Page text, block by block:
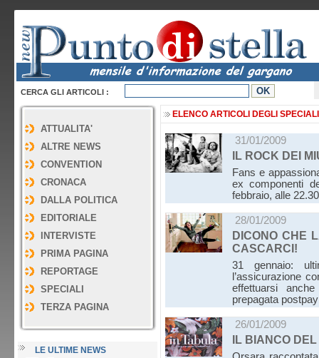
CERCA GLI ARTICOLI :
ATTUALITA'
ALTRE NEWS
CONVENTION
CRONACA
DALLA POLITICA
EDITORIALE
INTERVISTE
PRIMA PAGINA
REPORTAGE
SPECIALI
TERZA PAGINA
LE ULTIME NEWS
ELENCO ARTICOLI DEGLI SPECIALI
31/01/2009
IL ROCK DEI
Fans e
ex componenti
febbraio, alle
28/01/2009
DICONO CHE
CASCARCI!
31 gennaio:
l’assicurazione
effettuarsi
prepagata
26/01/2009
IL BIANCO